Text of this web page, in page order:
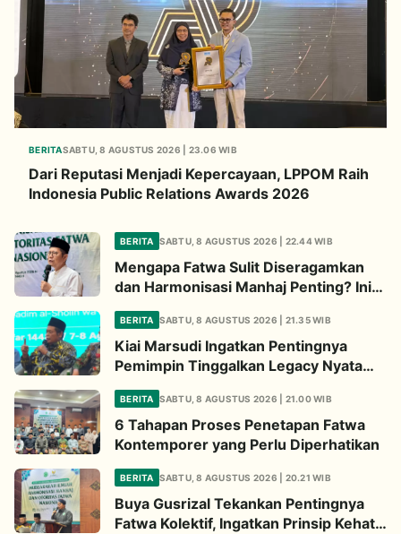
BERITASABTU, 8 AGUSTUS 2026 | 23.06 WIB
Dari Reputasi Menjadi Kepercayaan, LPPOM Raih
Indonesia Public Relations Awards 2026
BERITA SABTU, 8 AGUSTUS 2026 | 22.44 WIB
Mengapa Fatwa Sulit Diseragamkan
dan Harmonisasi Manhaj Penting? Ini
Penjelasan Kiai Cholil
BERITA SABTU, 8 AGUSTUS 2026 | 21.35 WIB
Kiai Marsudi Ingatkan Pentingnya
Pemimpin Tinggalkan Legacy Nyata
untuk Umat
BERITA SABTU, 8 AGUSTUS 2026 | 21.00 WIB
6 Tahapan Proses Penetapan Fatwa
Kontemporer yang Perlu Diperhatikan
BERITA SABTU, 8 AGUSTUS 2026 | 20.21 WIB
Buya Gusrizal Tekankan Pentingnya
Fatwa Kolektif, Ingatkan Prinsip Kehati-